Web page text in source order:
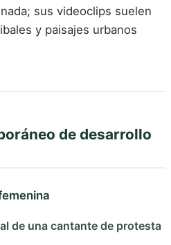
sus videoclips suelen
y paisajes urbanos
de desarrollo
de una cantante de protesta